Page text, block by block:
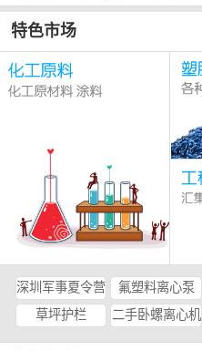
特色市场
深圳军事夏令营 氟塑料离心泵
草坪护栏
二手卧螺离心机